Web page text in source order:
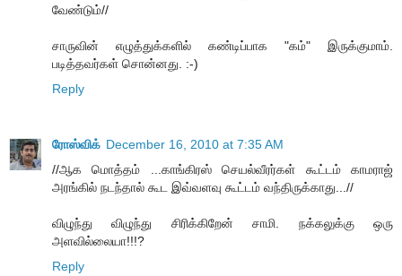
வேண்டும்//
சாருவின் எழுத்துக்களில் கண்டிப்பாக "கம்" இருக்குமாம்.
படித்தவர்கள் சொன்னது. :-)
Reply
ரோஸ்விக் December 16, 2010 at 7:35 AM
//ஆக மொத்தம் ...காங்கிரஸ் செயல்வீரர்கள் கூட்டம் காமராஜ்
அரங்கில் நடந்தால் கூட இவ்வளவு கூட்டம் வந்திருக்காது...//
விழுந்து விழுந்து சிரிக்கிறேன் சாமி. நக்கலுக்கு ஒரு
அளவில்லையா!!!?
Reply